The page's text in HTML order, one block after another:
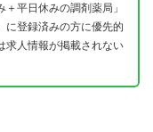
平日休みの調剤薬局」
に登録済みの方に優先的
求人情報が掲載されない